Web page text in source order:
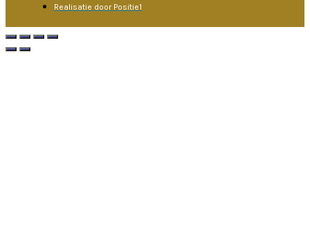
Realisatie door Positie1